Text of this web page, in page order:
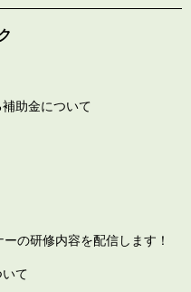
助金について
の研修内容を配信します！
て